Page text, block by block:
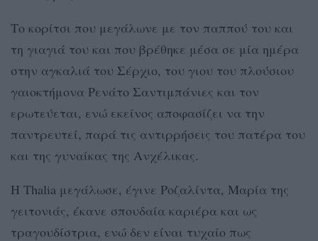
Το κορίτσι που μεγάλωνε με τον παππού του και
τη γιαγιά του και που βρέθηκε μέσα σε μία ημέρα
στην αγκαλιά του Σέρχιο, του γιου του πλούσιου
γαιοκτήμονα Ρενάτο Σαντιμπάνιες και τον
ερωτεύεται, ενώ εκείνος αποφασίζει να την
παντρευτεί, παρά τις αντιρρήσεις του πατέρα του
και της γυναίκας της Ανχέλικας.
Η Thalia μεγάλωσε, έγινε Ροζαλίντα, Μαρία της
γειτονιάς, έκανε σπουδαία καριέρα και ως
τραγουδίστρια, ενώ δεν είναι τυχαίο πως